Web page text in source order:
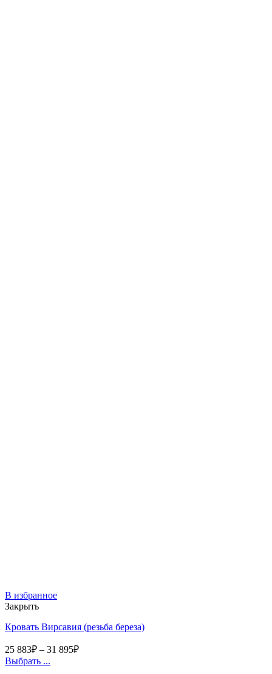
В избранное
Закрыть
Кровать Вирсавия (резьба береза)
25 883₽ – 31 895₽
Выбрать ...